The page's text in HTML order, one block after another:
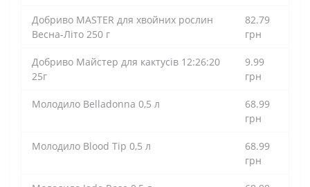
Добриво MASTER для хвойних рослин
Весна-Літо 250 г
82.79
грн
Добриво Майстер для кактусів 12:26:20
25г
9.99
грн
Молодило Belladonna 0,5 л
68.99
грн
Молодило Blood Tip 0,5 л
68.99
грн